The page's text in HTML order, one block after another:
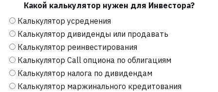
Какой калькулятор нужен для Инвестора?
Калькулятор усреднения
Калькулятор дивиденды или продавать
Калькулятор реинвестирования
Калькулятор Call опциона по облигациям
Калькулятор налога по дивидендам
Калькулятор маржинального кредитования